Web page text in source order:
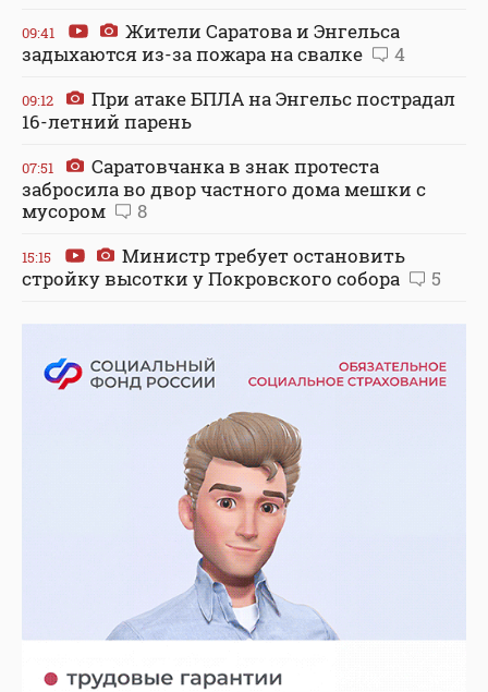
09:41
Жители Саратова и Энгельса
задыхаются из-за пожара на свалке
4
09:12
При атаке БПЛА на Энгельс пострадал
16-летний парень
07:51
Саратовчанка в знак протеста
забросила во двор частного дома мешки с
мусором
8
15:15
Министр требует остановить
стройку высотки у Покровского собора
5